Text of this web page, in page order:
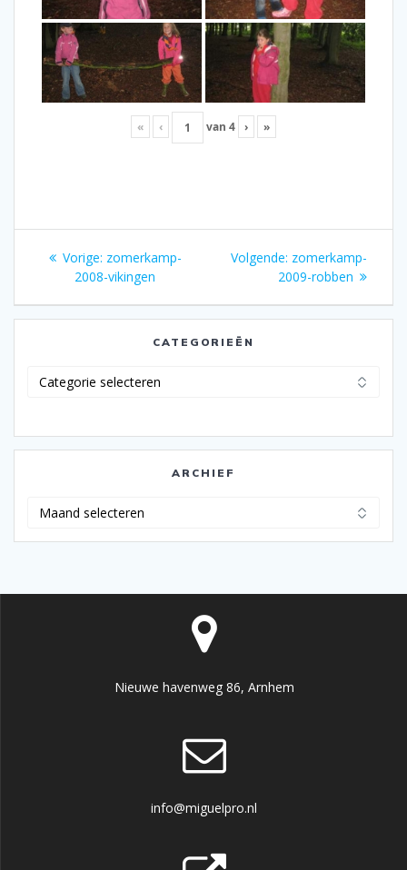
« ‹ van 4 › »
Bericht
navigatie
Vorige: Vorig
bericht:
zomerkamp-
2008-vikingen
Volgende: Volgend
bericht:
zomerkamp-
2009-robben
CATEGORIEËN
ARCHIEF
Nieuwe havenweg 86, Arnhem
info@miguelpro.nl